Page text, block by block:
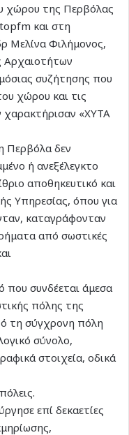
χώρου της Περβόλας
και στη
Μελίνα Φιλήμονος,
Αρχαιοτήτων
συζήτησης που
χώρου και τις
«ΧΥΤΑ
Περβόλα δεν
ή ανεξέλεγκτο
αποθηκευτικό και
Υπηρεσίας, όπου για
καταγράφονταν
από σωστικές
που συνδέεται άμεσα
πόλης της
τη σύγχρονη πόλη
σύνολο,
στοιχεία, οδικά
επί δεκαετίες